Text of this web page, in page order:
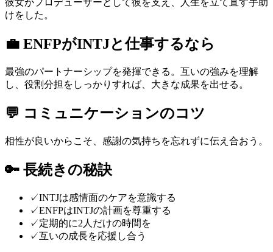
彼女がプロデューサーとして彼を支え、人生を立て直す手助
けをした。
💼 ENFPがINTJと仕事するなら
最強のパートナーシップを発揮できる。互いの強みを理解
し、役割分担をしっかりすれば、大きな成果を出せる。
💬 コミュニケーションのコツ
相性が良いからこそ、感謝の気持ちを忘れずに伝え合おう。
🔑 長続きの秘訣
✓INTJは感情面のケアを意識する
✓ENFPはINTJの計画を尊重する
✓定期的に2人だけの時間を
✓互いの成長を応援し合う